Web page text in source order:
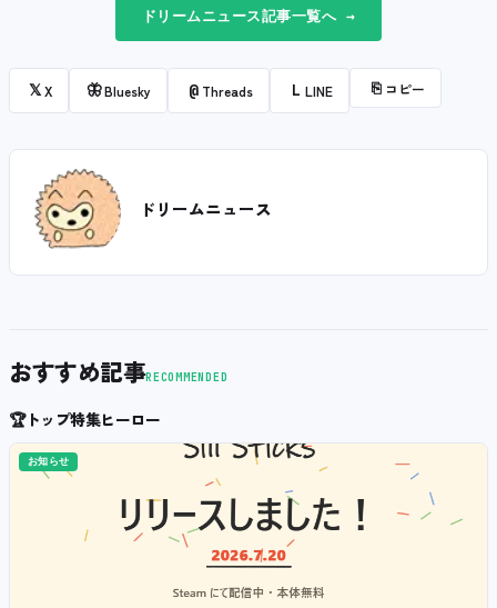
ドリームニュース記事一覧へ →
𝕏X 🦋Bluesky @ Threads L LINE ⎘ コピー
ドリームニュース
おすすめ記事RECOMMENDED
🏆トップ特集ヒーロー
お知らせ